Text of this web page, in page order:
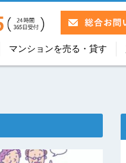
マンションを売る・貸す